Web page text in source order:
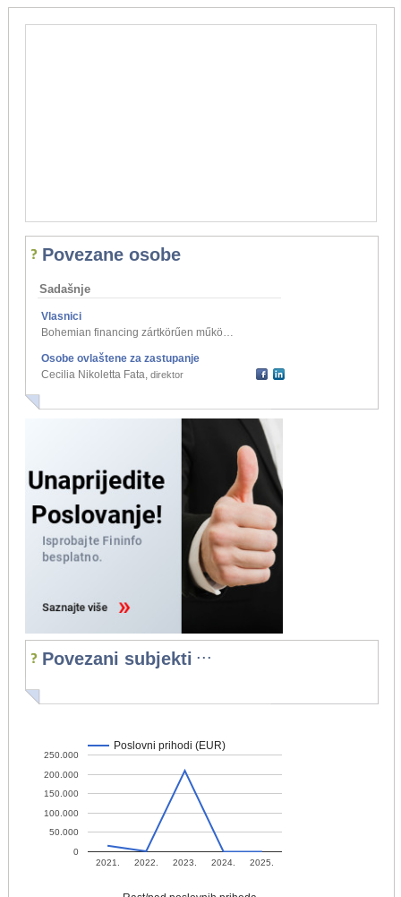
Povezane osobe
Sadašnje
Vlasnici
Bohemian financing zártkörűen működő részvénytársaság, Mađarska
Osobe ovlaštene za zastupanje
Cecilia Nikoletta Fata, direktor
Povezani subjekti ...
Poslovni prihodi (EUR)
2021. 2022. 2023. 2024. 2025.
0
50.000
100.000
150.000
200.000
250.000